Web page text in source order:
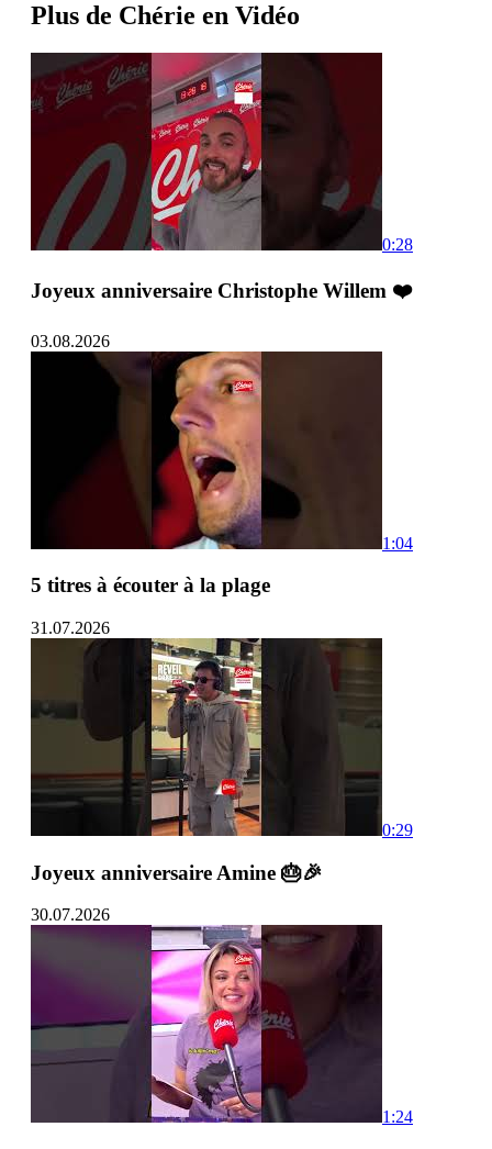
Plus de Chérie en Vidéo
0:28
Joyeux anniversaire Christophe Willem ❤️
03.08.2026
1:04
5 titres à écouter à la plage
31.07.2026
0:29
Joyeux anniversaire Amine 🎂🎉
30.07.2026
1:24